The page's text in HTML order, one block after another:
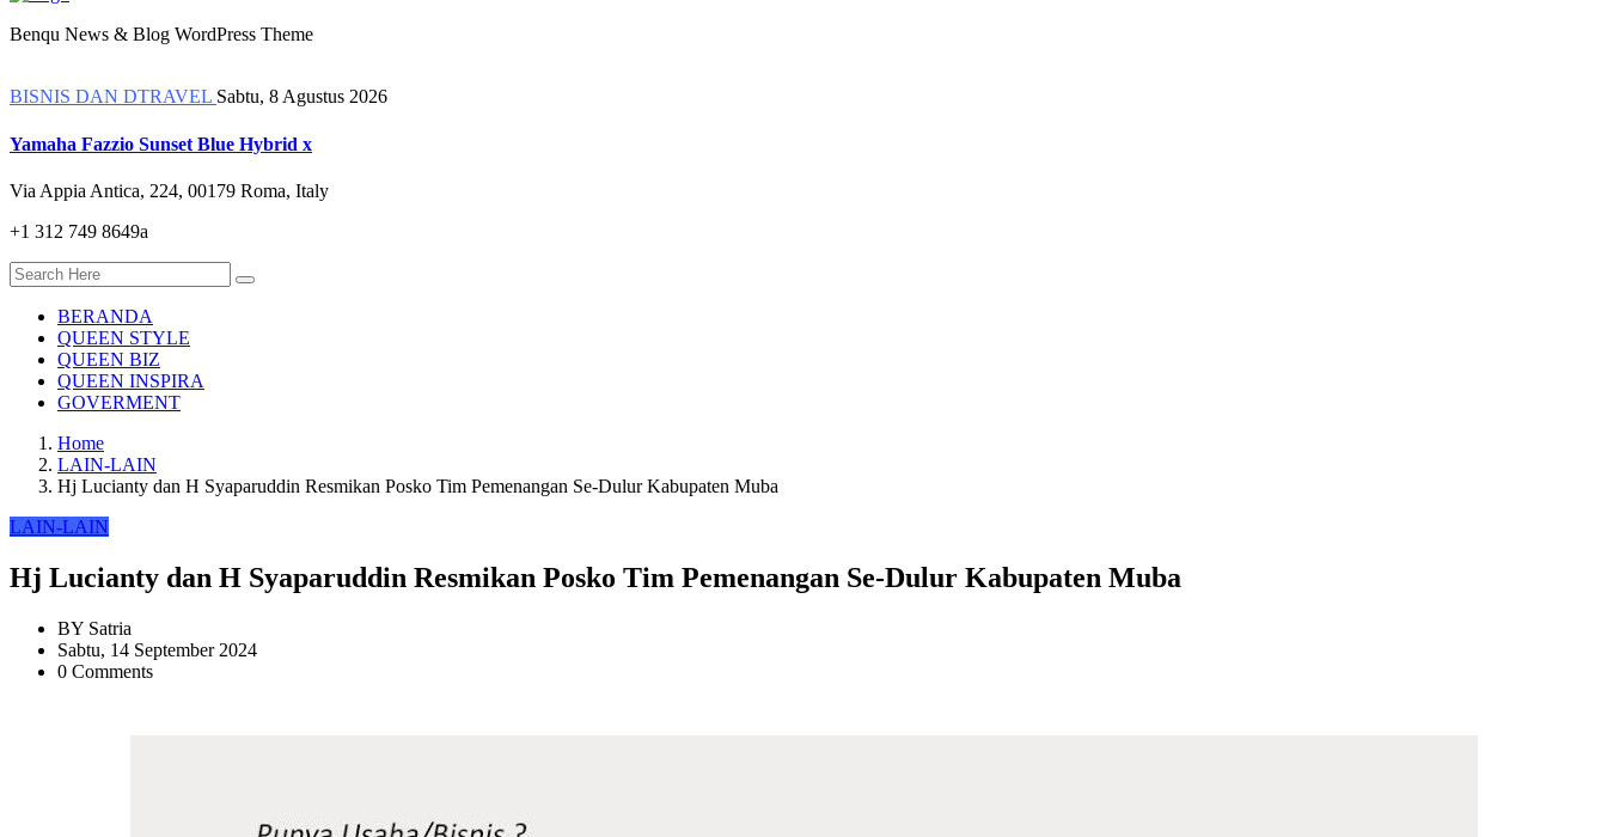
Benqu News & Blog WordPress Theme
BISNIS DAN DTRAVEL Sabtu, 8 Agustus 2026
Yamaha Fazzio Sunset Blue Hybrid x
Via Appia Antica, 224, 00179 Roma, Italy
+1 312 749 8649a
BERANDA
QUEEN STYLE
QUEEN BIZ
QUEEN INSPIRA
GOVERMENT
Home
LAIN-LAIN
Hj Lucianty dan H Syaparuddin Resmikan Posko Tim Pemenangan Se-Dulur Kabupaten Muba
LAIN-LAIN
Hj Lucianty dan H Syaparuddin Resmikan Posko Tim Pemenangan Se-Dulur Kabupaten Muba
BY Satria
Sabtu, 14 September 2024
0 Comments